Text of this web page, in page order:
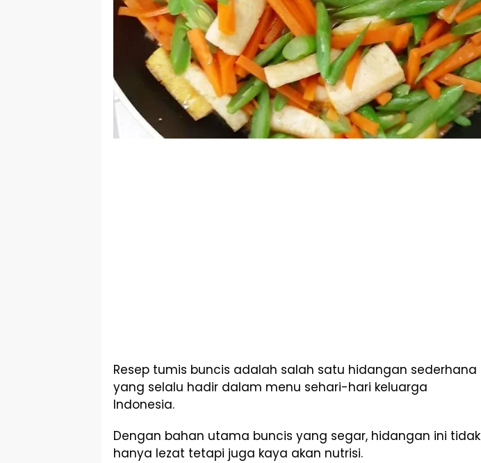
Resep tumis buncis adalah salah satu hidangan sederhana
yang selalu hadir dalam menu sehari-hari keluarga
Indonesia.
Dengan bahan utama buncis yang segar, hidangan ini tidak
hanya lezat tetapi juga kaya akan nutrisi.